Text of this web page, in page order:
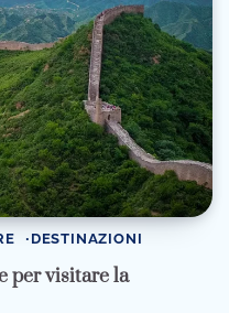
DESTINAZIONI
per visitare la